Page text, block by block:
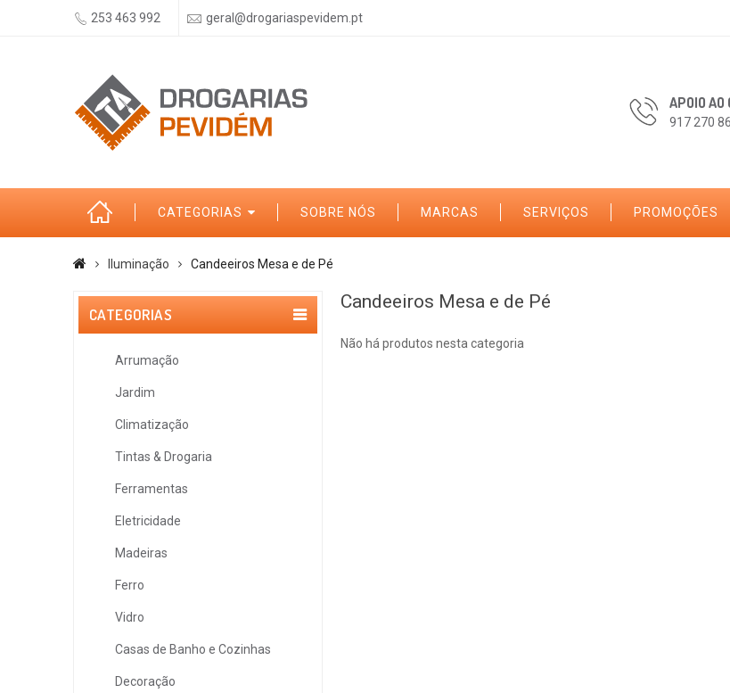
253 463 992 geral@drogariaspevidem.pt
APOIO
917 270
CATEGORIAS SOBRE NÓS MARCAS SERVIÇOS PROMOÇÕES
Iluminação Candeeiros Mesa e de Pé
CATEGORIAS
Arrumação
Jardim
Climatização
Tintas & Drogaria
Ferramentas
Eletricidade
Madeiras
Ferro
Vidro
Casas de Banho e Cozinhas
Decoração
Candeeiros Mesa e de Pé
Não há produtos nesta categoria